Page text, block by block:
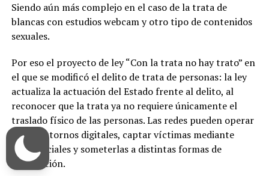
Siendo aún más complejo en el caso de la trata de
blancas con estudios webcam y otro tipo de contenidos
sexuales.
Por eso el proyecto de ley “Con la trata no hay trato” en
el que se modificó el delito de trata de personas: la ley
actualiza la actuación del Estado frente al delito, al
reconocer que la trata ya no requiere únicamente el
traslado físico de las personas. Las redes pueden operar
desde entornos digitales, captar víctimas mediante
redes sociales y someterlas a distintas formas de
explotación.